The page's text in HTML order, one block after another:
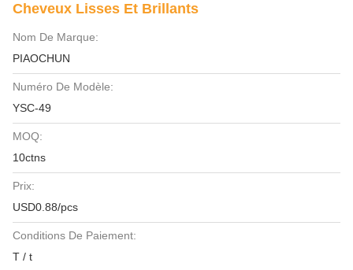
Cheveux Lisses Et Brillants
Nom De Marque:
PIAOCHUN
Numéro De Modèle:
YSC-49
MOQ:
10ctns
Prix:
USD0.88/pcs
Conditions De Paiement:
T / t